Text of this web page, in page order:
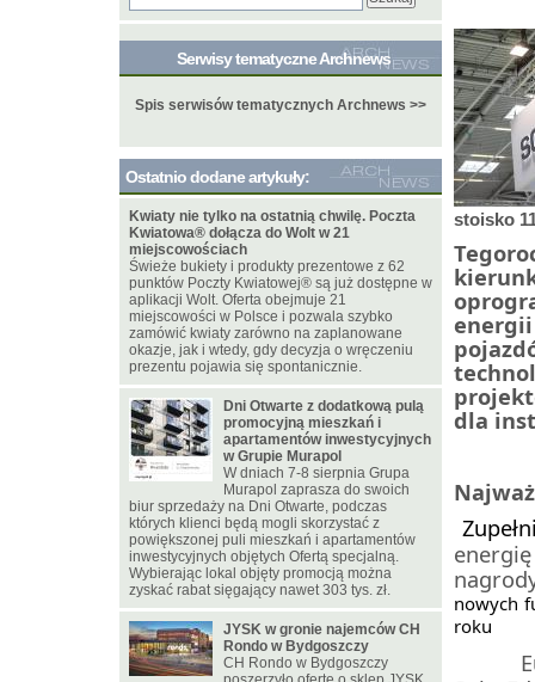
stoisko
dla
nowych
roku
Serwisy tematyczne Archnews
Spis serwisów tematycznych Archnews >>
Ostatnio dodane artykuły:
Kwiaty nie tylko na ostatnią chwilę. Poczta
Kwiatowa® dołącza do Wolt w 21
miejscowościach
Świeże bukiety i produkty prezentowe z 62
punktów Poczty Kwiatowej® są już dostępne w
aplikacji Wolt. Oferta obejmuje 21
miejscowości w Polsce i pozwala szybko
zamówić kwiaty zarówno na zaplanowane
okazje, jak i wtedy, gdy decyzja o wręczeniu
prezentu pojawia się spontanicznie.
Dni Otwarte z dodatkową pulą
promocyjną mieszkań i
apartamentów inwestycyjnych
w Grupie Murapol
W dniach 7-8 sierpnia Grupa
Murapol zaprasza do swoich
biur sprzedaży na Dni Otwarte, podczas
których klienci będą mogli skorzystać z
powiększonej puli mieszkań i apartamentów
inwestycyjnych objętych Ofertą specjalną.
Wybierając lokal objęty promocją można
zyskać rabat sięgający nawet 303 tys. zł.
JYSK w gronie najemców CH
Rondo w Bydgoszczy
CH Rondo w Bydgoszczy